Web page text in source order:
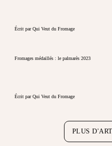
Écrit par Qui Veut du Fromage
Fromages médaillés : le palmarès 2023
Écrit par Qui Veut du Fromage
PLUS